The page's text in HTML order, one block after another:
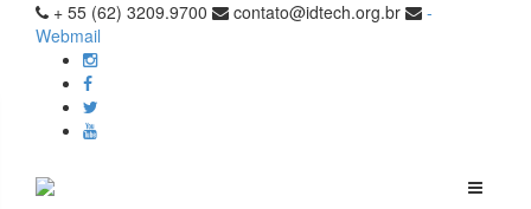
+ 55 (62) 3209.9700 contato@idtech.org.br
-
Webmail
Toggle